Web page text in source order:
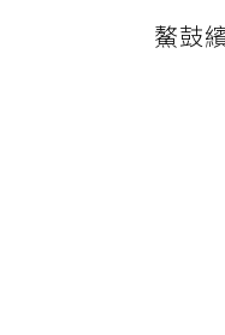
鰲鼓